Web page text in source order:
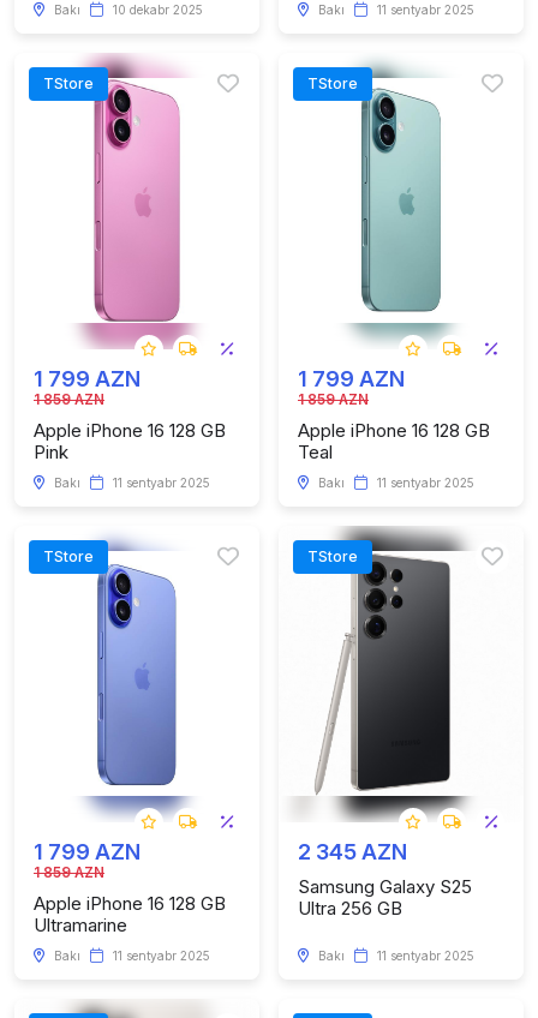
Bakı 10 dekabr 2025 Bakı 11 sentyabr 2025
TStore
1 799 AZN
1 859 AZN
Apple iPhone 16 128 GB
Pink
Bakı 11 sentyabr 2025
TStore
1 799 AZN
1 859 AZN
Apple iPhone 16 128 GB
Teal
Bakı 11 sentyabr 2025
TStore
1 799 AZN
1 859 AZN
Apple iPhone 16 128 GB
Ultramarine
Bakı 11 sentyabr 2025
TStore
2 345 AZN
Samsung Galaxy S25
Ultra 256 GB
Bakı 11 sentyabr 2025